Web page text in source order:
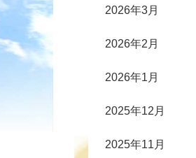
2026年3月
2026年2月
2026年1月
2025年12月
2025年11月